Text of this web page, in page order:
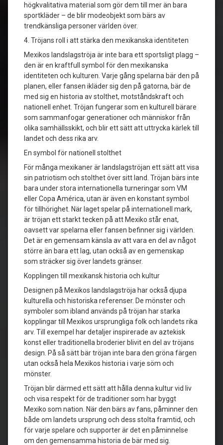
högkvalitativa material som gör dem till mer än bara
sportkläder – de blir modeobjekt som bärs av
trendkänsliga personer världen över.
4. Tröjans roll i att stärka den mexikanska identiteten
Mexikos landslagströja är inte bara ett sportsligt plagg –
den är en kraftfull symbol för den mexikanska
identiteten och kulturen. Varje gång spelarna bär den på
planen, eller fansen ikläder sig den på gatorna, bär de
med sig en historia av stolthet, motståndskraft och
nationell enhet. Tröjan fungerar som en kulturell bärare
som sammanfogar generationer och människor från
olika samhällsskikt, och blir ett sätt att uttrycka kärlek till
landet och dess rika arv.
En symbol för nationell stolthet
För många mexikaner är landslagströjan ett sätt att visa
sin patriotism och stolthet över sitt land. Tröjan bärs inte
bara under stora internationella turneringar som VM
eller Copa América, utan är även en konstant symbol
för tillhörighet. När laget spelar på internationell mark,
är tröjan ett starkt tecken på att Mexiko står enat,
oavsett var spelarna eller fansen befinner sig i världen.
Det är en gemensam känsla av att vara en del av något
större än bara ett lag, utan också av en gemenskap
som sträcker sig över landets gränser.
Kopplingen till mexikansk historia och kultur
Designen på Mexikos landslagströja har också djupa
kulturella och historiska referenser. De mönster och
symboler som ibland används på tröjan har starka
kopplingar till Mexikos ursprungliga folk och landets rika
arv. Till exempel har detaljer inspirerade av aztekisk
konst eller traditionella broderier blivit en del av tröjans
design. På så sätt bär tröjan inte bara den gröna färgen
utan också hela Mexikos historia i varje söm och
mönster.
Tröjan blir därmed ett sätt att hålla denna kultur vid liv
och visa respekt för de traditioner som har byggt
Mexiko som nation. När den bärs av fans, påminner den
både om landets ursprung och dess stolta framtid, och
för varje spelare och supporter är det en påminnelse
om den gemensamma historia de bär med sig.